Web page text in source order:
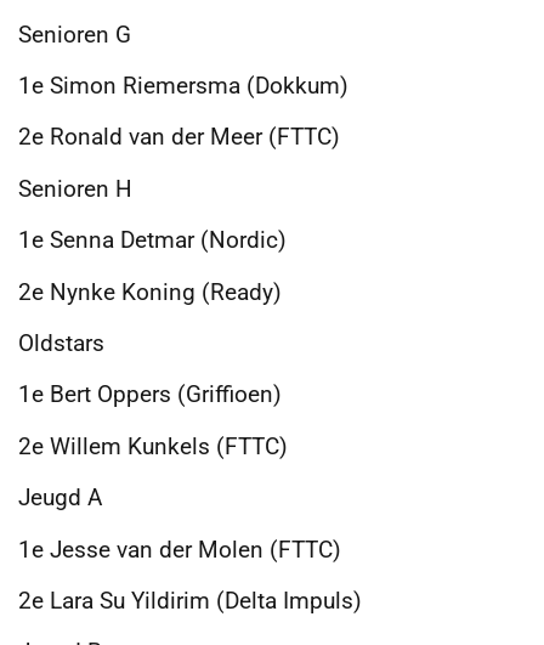
Senioren G
1e Simon Riemersma (Dokkum)
2e Ronald van der Meer (FTTC)
Senioren H
1e Senna Detmar (Nordic)
2e Nynke Koning (Ready)
Oldstars
1e Bert Oppers (Griffioen)
2e Willem Kunkels (FTTC)
Jeugd A
1e Jesse van der Molen (FTTC)
2e Lara Su Yildirim (Delta Impuls)